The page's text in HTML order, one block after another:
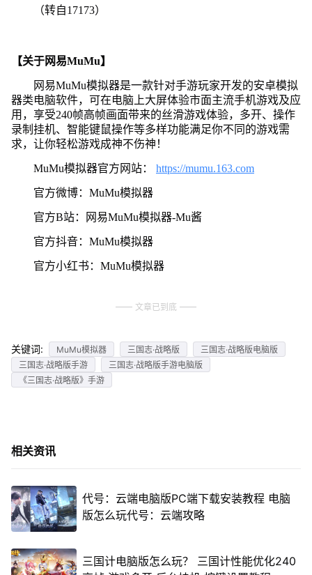
（转自17173）
【关于网易MuMu】
网易MuMu模拟器是一款针对手游玩家开发的安卓模拟
器类电脑软件，可在电脑上大屏体验市面主流手机游戏及应
用，享受240帧高帧画面带来的丝滑游戏体验，多开、操作
录制挂机、智能键鼠操作等多样功能满足你不同的游戏需
求，让你轻松游戏成神不伤神！
MuMu模拟器官方网站： https://mumu.163.com
官方微博：MuMu模拟器
官方B站：网易MuMu模拟器-Mu酱
官方抖音：MuMu模拟器
官方小红书：MuMu模拟器
文章已到底
关键词: MuMu模拟器 三国志·战略版
三国志·战略版电脑版
三国志·战略版手游
三国志·战略版手游电脑版
《三国志·战略版》手游
相关资讯
代号：云端电脑版PC端下载安装教程 电脑
版怎么玩代号：云端攻略
三国计电脑版怎么玩？ 三国计性能优化240